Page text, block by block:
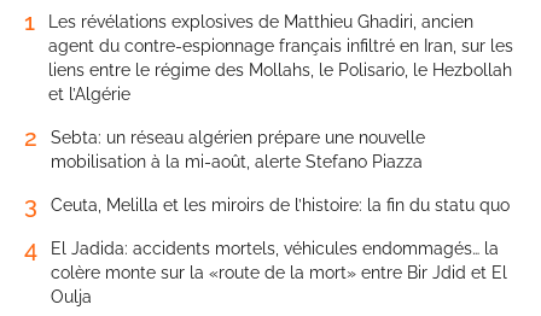
1
Les révélations explosives de Matthieu Ghadiri, ancien
agent du contre-espionnage français infiltré en Iran, sur les
liens entre le régime des Mollahs, le Polisario, le Hezbollah
et l’Algérie
2
Sebta: un réseau algérien prépare une nouvelle
mobilisation à la mi-août, alerte Stefano Piazza
3 Ceuta, Melilla et les miroirs de l’histoire: la fin du statu quo
4
El Jadida: accidents mortels, véhicules endommagés… la
colère monte sur la «route de la mort» entre Bir Jdid et El
Oulja